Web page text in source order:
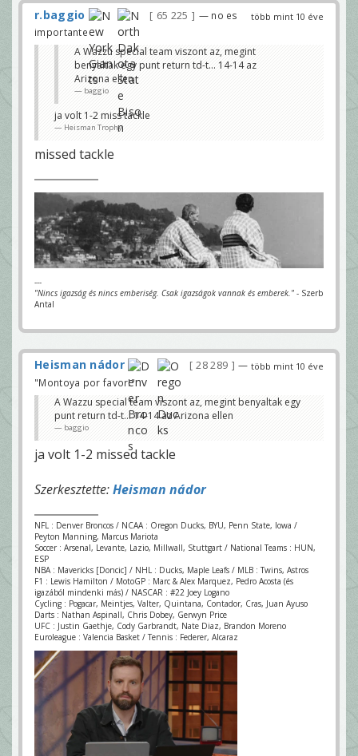
több mint 10 éve
r.baggio 65 225
— no es
importante
A Wazzu special team viszont az, megint
benyaltak egy punt return td-t... 14-14 az
Arizona ellen
baggio
ja volt 1-2 miss tackle
Heisman Trophy
missed tackle
---
"Nincs igazság és nincs emberiség. Csak igazságok vannak és emberek." - Szerb
Antal
több mint 10 éve
Heisman nádor 28 289
—
"Montoya por favor!"
A Wazzu special team viszont az, megint benyaltak egy
punt return td-t... 14-14 az Arizona ellen
baggio
ja volt 1-2 missed tackle
Szerkesztette:Heisman nádor
NFL : Denver Broncos / NCAA : Oregon Ducks, BYU, Penn State, Iowa /
Peyton Manning, Marcus Mariota
Soccer : Arsenal, Levante, Lazio, Millwall, Stuttgart / National Teams : HUN,
ESP
NBA : Mavericks [Doncic] / NHL : Ducks, Maple Leafs / MLB : Twins, Astros
F1 : Lewis Hamilton / MotoGP : Marc & Alex Marquez, Pedro Acosta (és
igazából mindenki más) / NASCAR : #22 Joey Logano
Cycling : Pogacar, Meintjes, Valter, Quintana, Contador, Cras, Juan Ayuso
Darts : Nathan Aspinall, Chris Dobey, Gerwyn Price
UFC : Justin Gaethje, Cody Garbrandt, Nate Diaz, Brandon Moreno
Euroleague : Valencia Basket / Tennis : Federer, Alcaraz